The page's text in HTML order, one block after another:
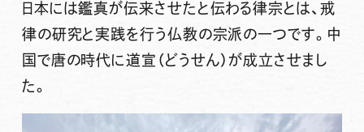
日本には鑑真が伝来させたと伝わる律宗とは、戒
律の研究と実践を行う仏教の宗派の一つです。中
国で唐の時代に道宣（どうせん）が成立させまし
た。